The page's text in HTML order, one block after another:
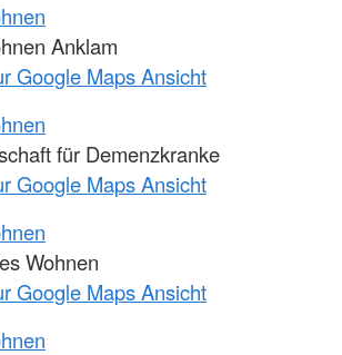
Anklam
Google Maps Ansicht
für Demenzkranke
Google Maps Ansicht
Wohnen
Google Maps Ansicht